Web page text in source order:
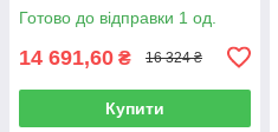
Готово до відправки 1 од.
14 691,60 ₴ 16 324 ₴
Купити